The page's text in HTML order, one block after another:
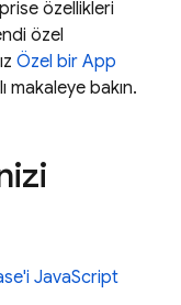
özellikleri
özel
Özel bir App
makaleye bakın.
JavaScript